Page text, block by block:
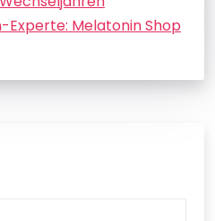
Melatonin Shop